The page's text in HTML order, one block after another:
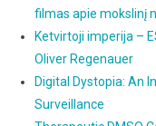
filmas apie mokslinį
Ketvirtoji imperija –
Oliver Regenauer
Digital Dystopia: An
Surveillance